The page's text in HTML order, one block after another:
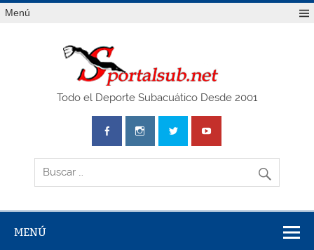
Saltar
alMenú
Todo el Deporte Subacuático Desde 2001
MENÚ